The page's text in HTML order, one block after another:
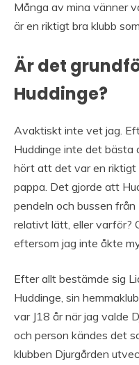
Många av mina vänner
är en riktigt bra klubb
Är det
Huddinge?
Avaktiskt inte vet jag.
Huddinge inte det
hört att det var en riktigt
pappa. Det gjorde att
pendeln och bussen
relativt lätt, eller varför?
eftersom jag inte åkte
Efter allt bestämde sig
Huddinge, sin
var J18 år när jag valde
och person kändes det
klubben Djurgården